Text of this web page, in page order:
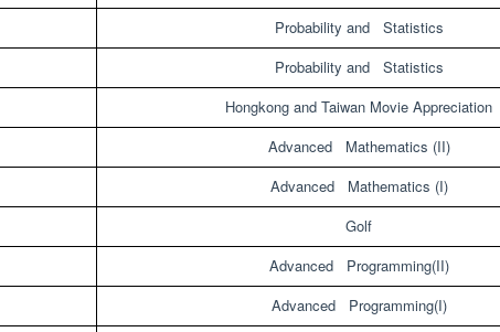
Probability and Statistics
Probability and Statistics
Hongkong and Taiwan Movie Appreciation
Advanced Mathematics (II)
Advanced Mathematics (I)
Golf
Advanced Programming(II)
Advanced Programming(I)